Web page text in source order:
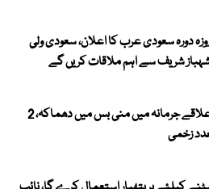
دورہ سعودی عرب کا اعلان، سعودی ولی
شہباز شریف سے اہم ملاقات کریں گے
دمشق کے نواحی علاقے جرمانہ میں منی بس میں دھماکہ، 2
زخمی